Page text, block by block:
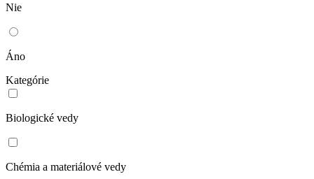
Nie
Áno
Kategórie
Biologické vedy
Chémia a materiálové vedy